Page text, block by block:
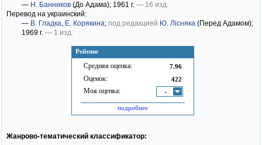
Рейтинг
Средняя оценка: 7.96
Оценок: 422
Моя оценка: -
подробнее
— Н. Банников (До Адама); 1961 г. — 16 изд.
Перевод на украинский:
— В. Гладка, Е. Корякина; под редакцией Ю. Лісняка (Перед Адамом);
1969 г. — 1 изд.
Жанрово-тематический классификатор: